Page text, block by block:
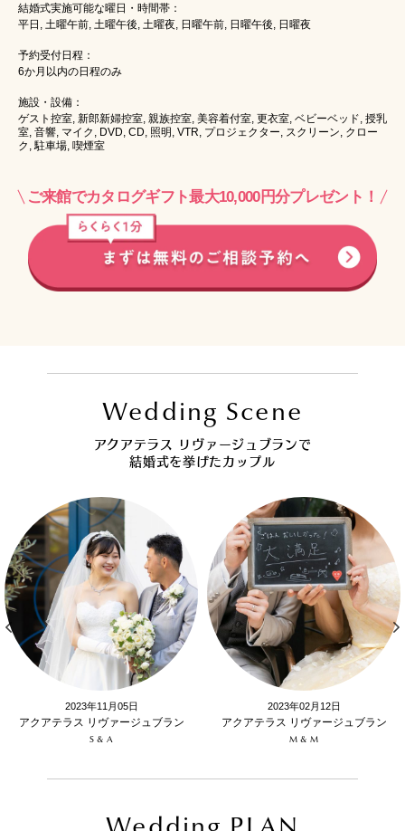
結婚式実施可能な曜日・時間帯：
平日, 土曜午前, 土曜午後, 土曜夜, 日曜午前, 日曜午後, 日曜夜
予約受付日程：
6か月以内の日程のみ
施設・設備：
ゲスト控室, 新郎新婦控室, 親族控室, 美容着付室, 更衣室, ベビーベッド, 授乳
室, 音響, マイク, DVD, CD, 照明, VTR, プロジェクター, スクリーン, クロー
ク, 駐車場, 喫煙室
ご来館でカタログギフト最大10,000円分プレゼント！
Wedding Scene
アクアテラス リヴァージュブランで
結婚式を挙げたカップル
2023年11月05日
アクアテラス リヴァージュブラン
S & A
2023年02月12日
アクアテラス リヴァージュブラン
M & M